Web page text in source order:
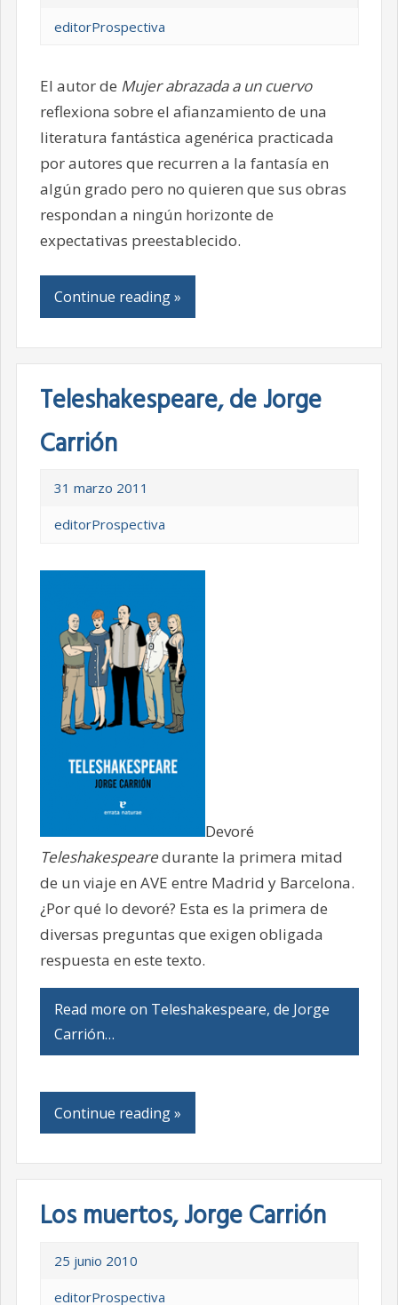
editorProspectiva
El autor de Mujer abrazada a un cuervo
reflexiona sobre el afianzamiento de una
literatura fantástica agenérica practicada
por autores que recurren a la fantasía en
algún grado pero no quieren que sus obras
respondan a ningún horizonte de
expectativas preestablecido.
Continue reading »
Teleshakespeare, de Jorge
Carrión
31 marzo 2011
editorProspectiva
Devoré
Teleshakespearedurante la primera mitad
de un viaje en AVE entre Madrid y Barcelona.
¿Por qué lo devoré? Esta es la primera de
diversas preguntas que exigen obligada
respuesta en este texto.
Read more on Teleshakespeare, de Jorge
Carrión…
Continue reading »
Los muertos, Jorge Carrión
25 junio 2010
editorProspectiva